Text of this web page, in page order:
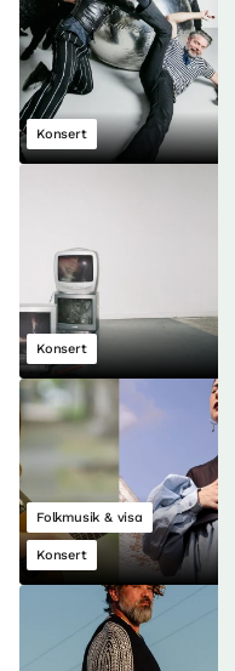
Konsert
Konsert
Folkmusik & visa
Konsert